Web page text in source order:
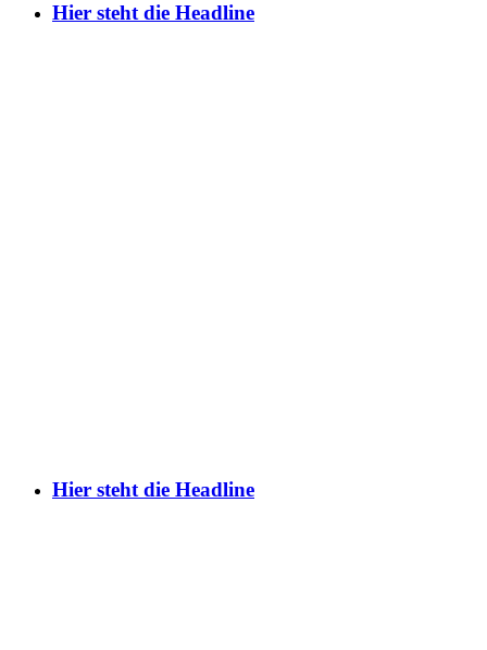
Hier steht die Headline
Hier steht die Headline